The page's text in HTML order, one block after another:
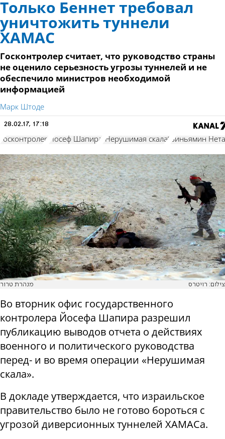
Только Беннет требовал
уничтожить туннели
ХАМАС
Госконтролер считает, что руководство страны
не оценило серьезность угрозы туннелей и не
обеспечило министров необходимой
информацией
Марк Штоде
28.02.17, 17:18
госконтролер Йосеф Шапира "Нерушимая скала" Биньямин
מנהרת טרור צילום: רויטרס
Во вторник офис государственного
контролера Йосефа Шапира разрешил
публикацию выводов отчета о действиях
военного и политического руководства
перед- и во время операции «Нерушимая
скала».
В докладе утверждается, что израильское
правительство было не готово бороться с
угрозой диверсионных туннелей ХАМАСа.